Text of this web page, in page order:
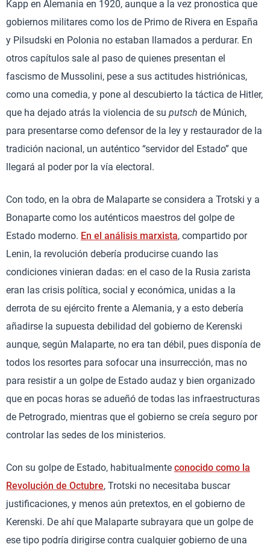
Kapp en Alemania en 1920, aunque a la vez pronostica que
gobiernos militares como los de Primo de Rivera en España
y Pilsudski en Polonia no estaban llamados a perdurar. En
otros capítulos sale al paso de quienes presentan el
fascismo de Mussolini, pese a sus actitudes histriónicas,
como una comedia, y pone al descubierto la táctica de Hitler,
que ha dejado atrás la violencia de su putsch de Múnich,
para presentarse como defensor de la ley y restaurador de la
tradición nacional, un auténtico “servidor del Estado” que
llegará al poder por la vía electoral.
Con todo, en la obra de Malaparte se considera a Trotski y a
Bonaparte como los auténticos maestros del golpe de
Estado moderno. En el análisis marxista, compartido por
Lenin, la revolución debería producirse cuando las
condiciones vinieran dadas: en el caso de la Rusia zarista
eran las crisis política, social y económica, unidas a la
derrota de su ejército frente a Alemania, y a esto debería
añadirse la supuesta debilidad del gobierno de Kerenski
aunque, según Malaparte, no era tan débil, pues disponía de
todos los resortes para sofocar una insurrección, mas no
para resistir a un golpe de Estado audaz y bien organizado
que en pocas horas se adueñó de todas las infraestructuras
de Petrogrado, mientras que el gobierno se creía seguro por
controlar las sedes de los ministerios.
Con su golpe de Estado, habitualmente conocido como la
Revolución de Octubre, Trotski no necesitaba buscar
justificaciones, y menos aún pretextos, en el gobierno de
Kerenski. De ahí que Malaparte subrayara que un golpe de
ese tipo podría dirigirse contra cualquier gobierno de una